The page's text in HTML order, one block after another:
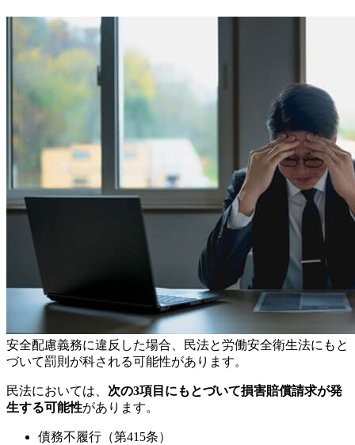
安全配慮義務に違反した場合、民法と労働安全衛生法にもと
づいて罰則が科される可能性があります。
民法においては、 次の3項目にもとづいて損害賠償請求が発
生する可能性があります。
債務不履行（第415条）